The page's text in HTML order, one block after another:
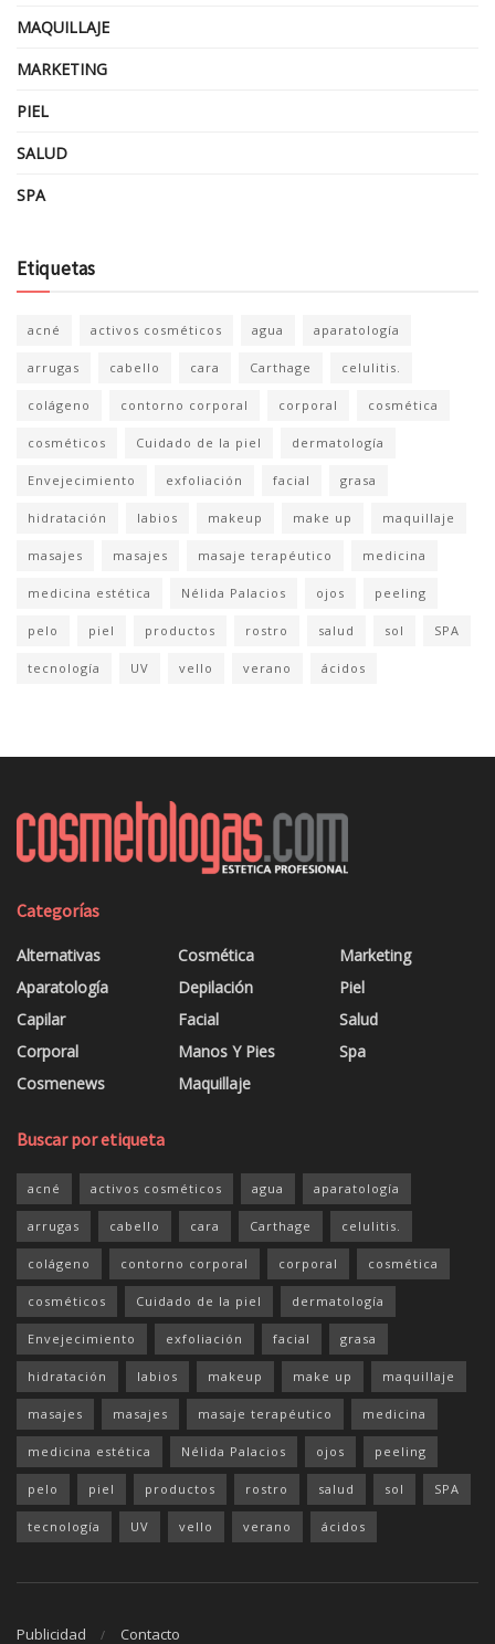
MAQUILLAJE
MARKETING
PIEL
SALUD
SPA
Etiquetas
acné activos cosméticos agua aparatología
arrugas cabello cara Carthage celulitis.
colágeno contorno corporal corporal cosmética
cosméticos Cuidado de la piel dermatología
Envejecimiento exfoliación facial grasa
hidratación labios makeup make up maquillaje
masajes masajes masaje terapéutico medicina
medicina estética Nélida Palacios ojos peeling
pelo piel productos rostro salud sol SPA
tecnología UV vello verano ácidos
Categorías
Alternativas
Aparatología
Capilar
Corporal
Cosmenews
Cosmética
Depilación
Facial
Manos Y Pies
Maquillaje
Marketing
Piel
Salud
Spa
Buscar por etiqueta
acné activos cosméticos agua aparatología
arrugas cabello cara Carthage celulitis.
colágeno contorno corporal corporal cosmética
cosméticos Cuidado de la piel dermatología
Envejecimiento exfoliación facial grasa
hidratación labios makeup make up maquillaje
masajes masajes masaje terapéutico medicina
medicina estética Nélida Palacios ojos peeling
pelo piel productos rostro salud sol SPA
tecnología UV vello verano ácidos
Publicidad Contacto